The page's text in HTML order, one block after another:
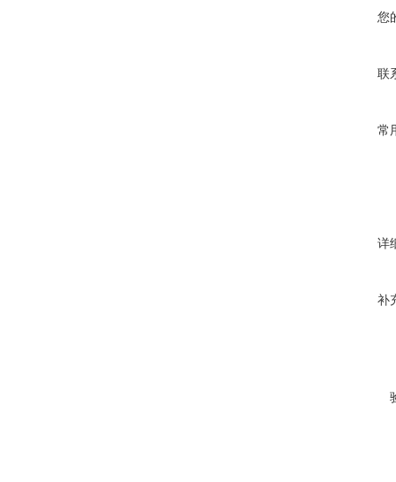
您
联
常
详
补